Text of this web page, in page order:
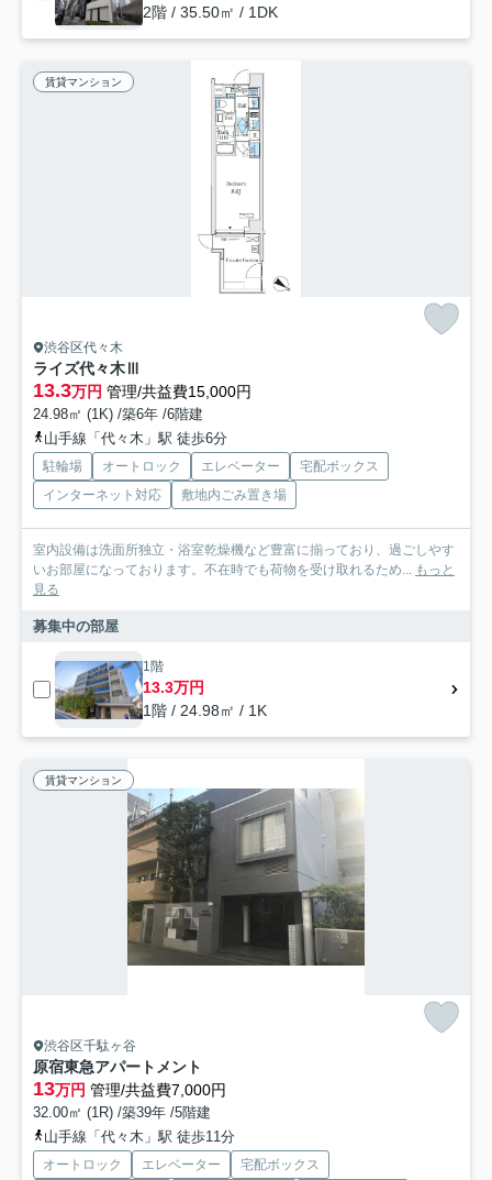
2階 / 35.50㎡ / 1DK
賃貸マンション
渋谷区代々木
ライズ代々木Ⅲ
13.3万円 管理/共益費15,000円
24.98㎡ (1K) /築6年 /6階建
山手線「代々木」駅 徒歩6分
駐輪場 オートロック エレベーター
宅配ボックス
インターネット対応
敷地内ごみ置き場
室内設備は洗面所独立・浴室乾燥機など豊富に揃っており、過ごしやす
いお部屋になっております。不在時でも荷物を受け取れるため... もっと
見る
募集中の部屋
1階
13.3万円
1階 / 24.98㎡ / 1K
賃貸マンション
渋谷区千駄ヶ谷
原宿東急アパートメント
13万円 管理/共益費7,000円
32.00㎡ (1R) /築39年 /5階建
山手線「代々木」駅 徒歩11分
オートロック エレベーター
宅配ボックス